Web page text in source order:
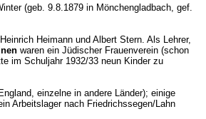
(geb. 9.8.1879 in Mönchengladbach, gef.
Heimann und Albert Stern. Als Lehrer,
waren ein Jüdischer Frauenverein (schon
im Schuljahr 1932/33 neun Kinder zu
einzelne in andere Länder); einige
Arbeitslager nach Friedrichssegen/Lahn